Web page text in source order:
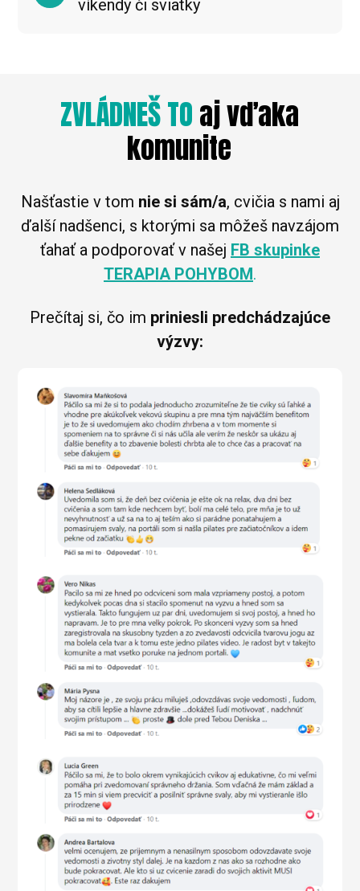
víkendy či sviatky
ZVLÁDNEŠ TOaj vďaka
komunite
Našťastie v tom nie si sám/a, cvičia s nami aj
ďalší nadšenci, s ktorými sa môžeš navzájom
ťahať a podporovať v našej FB skupinke
TERAPIA POHYBOM.
Prečítaj si, čo im priniesli predchádzajúce
výzvy: